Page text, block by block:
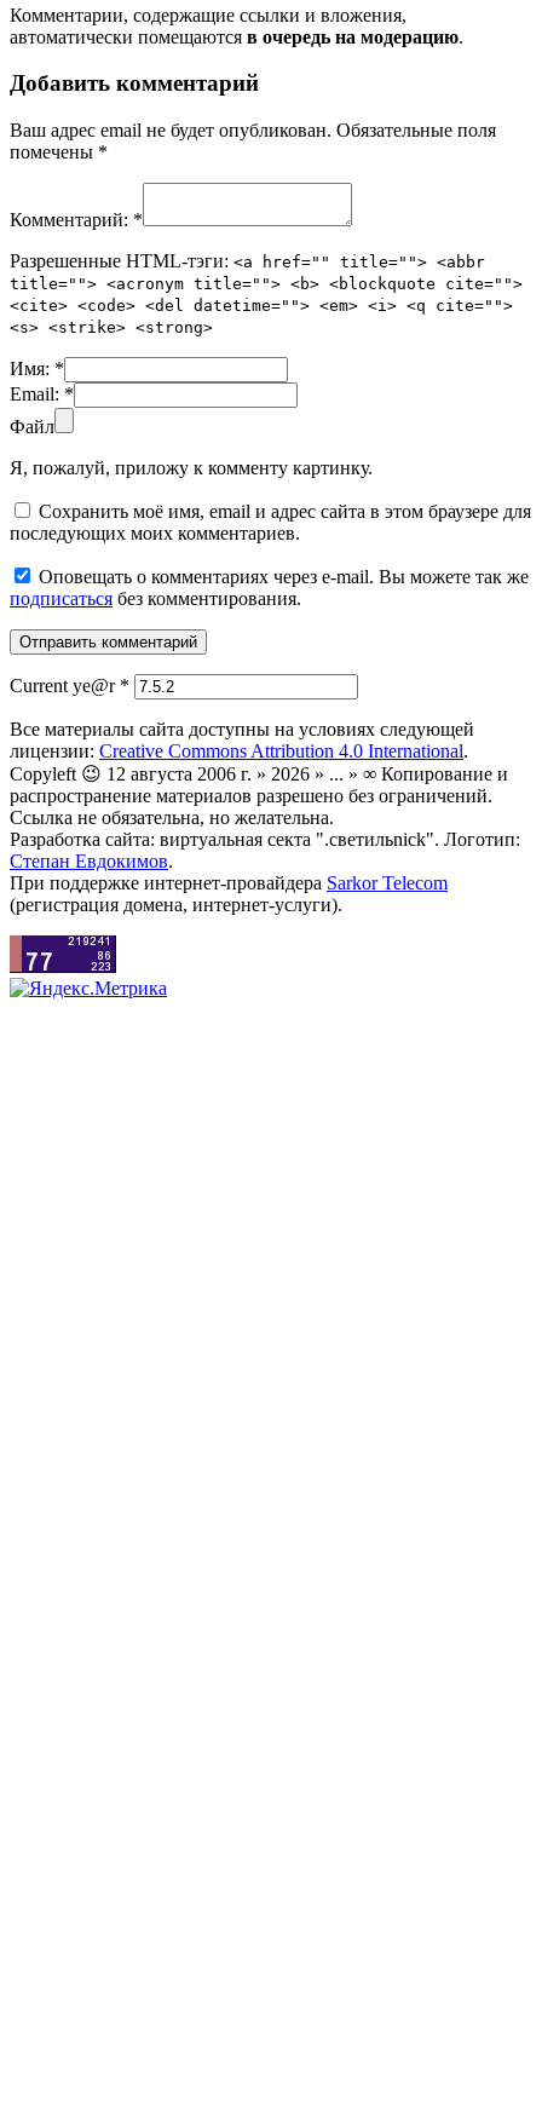
Комментарии, содержащие ссылки и вложения,
автоматически помещаются в очередь на модерацию.
Добавить комментарий
Ваш адрес email не будет опубликован. Обязательные поля
помечены *
Комментарий: *
Разрешенные HTML-тэги: <a href="" title=""> <abbr
title=""> <acronym title=""> <b> <blockquote cite="">
<cite> <code> <del datetime=""> <em> <i> <q cite="">
<s> <strike> <strong>
Имя: *
Email: *
Файл
Я, пожалуй, приложу к комменту картинку.
Сохранить моё имя, email и адрес сайта в этом браузере для
последующих моих комментариев.
Оповещать о комментариях через e-mail. Вы можете так же
подписаться без комментирования.
Current ye@r *
Все материалы сайта доступны на условиях следующей
лицензии: Creative Commons Attribution 4.0 International.
Copyleft 😉 12 августа 2006 г. » 2026 » ... » ∞ Копирование и
распространение материалов разрешено без ограничений.
Ссылка не обязательна, но желательна.
Разработка сайта: виртуальная секта ".светильnick". Логотип:
Степан Евдокимов.
При поддержке интернет-провайдера Sarkor Telecom
(регистрация домена, интернет-услуги).